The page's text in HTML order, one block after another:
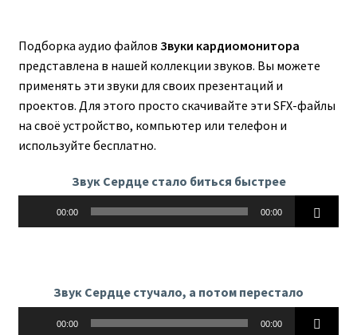
Подборка аудио файлов Звуки кардиомонитора
представлена в нашей коллекции звуков. Вы можете
применять эти звуки для своих презентаций и
проектов. Для этого просто скачивайте эти SFX-файлы
на своё устройство, компьютер или телефон и
используйте бесплатно.
Звук Сердце стало биться быстрее
00:00 00:00
Звук Сердце стучало, а потом перестало
00:00 00:00